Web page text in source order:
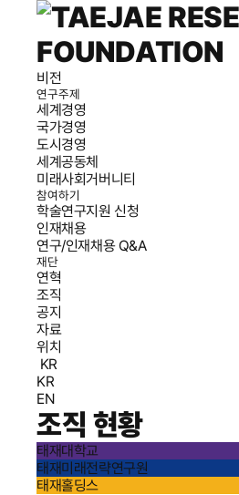
비전
연구주제
세계경영
국가경영
도시경영
세계공동체
미래사회거버니티
참여하기
학술연구지원 신청
인재채용
연구/인재채용 Q&A
재단
연혁
조직
공지
자료
위치
KR
KR
EN
조직 현황
태재대학교
태재미래전략연구원
태재홀딩스